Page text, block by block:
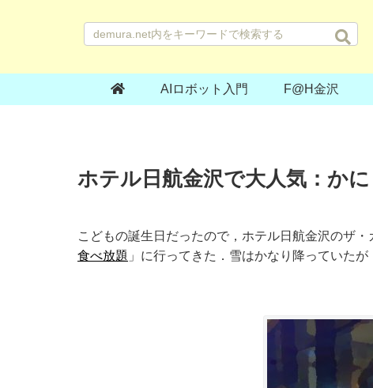
AIロボット入門 F@H金沢
ホテル日航金沢で大人気：か
こどもの誕生日だったので，ホテル日航金沢のザ
食べ放題 」に行ってきた．雪はかなり降っていた